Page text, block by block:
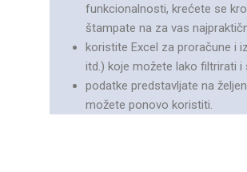
funkcionalnosti, krećete se
štampate na za vas
koristite Excel za proračune i
itd.) koje možete lako filtrirati
podatke predstavljate na
možete ponovo koristiti.